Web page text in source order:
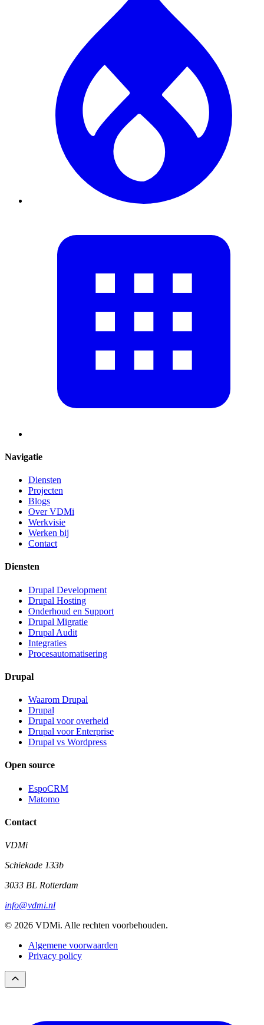
Navigatie
Diensten
Projecten
Blogs
Over VDMi
Werkvisie
Werken bij
Contact
Diensten
Drupal Development
Drupal Hosting
Onderhoud en Support
Drupal Migratie
Drupal Audit
Integraties
Procesautomatisering
Drupal
Waarom Drupal
Drupal
Drupal voor overheid
Drupal voor Enterprise
Drupal vs Wordpress
Open source
EspoCRM
Matomo
Contact
VDMi
Schiekade 133b
3033 BL Rotterdam
info@vdmi.nl
© 2026 VDMi. Alle rechten voorbehouden.
Algemene voorwaarden
Privacy policy